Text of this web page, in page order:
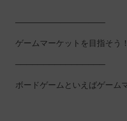
────────────────
ゲームマーケットを目指そう！
────────────────
ボードゲームといえばゲーム